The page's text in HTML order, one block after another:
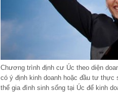
Chương trình định cư Úc theo diện
có ý định kinh doanh hoặc đầu tư
thể gia đình sinh sống tại Úc để kinh